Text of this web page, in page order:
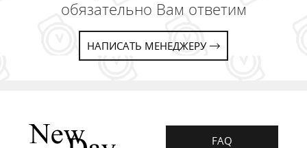
обязательно Вам ответим
НАПИСАТЬ МЕНЕДЖЕРУ
FAQ